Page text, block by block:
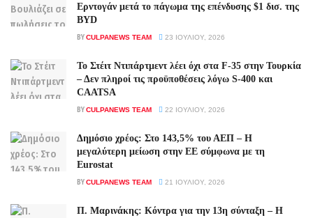
Ερντογάν μετά το πάγωμα της επένδυσης $1 δισ. της
BYD
BYCULPANEWS TEAM 23 ΙΟΥΛΊΟΥ, 2026
Το Στέιτ Ντιπάρτμεντ λέει όχι στα F-35 στην Τουρκία
– Δεν πληροί τις προϋποθέσεις λόγω S-400 και
CAATSA
BYCULPANEWS TEAM 22 ΙΟΥΛΊΟΥ, 2026
Δημόσιο χρέος: Στο 143,5% του ΑΕΠ – Η
μεγαλύτερη μείωση στην ΕΕ σύμφωνα με τη
Eurostat
BYCULPANEWS TEAM 21 ΙΟΥΛΊΟΥ, 2026
Π. Μαρινάκης: Κόντρα για την 13η σύνταξη – Η